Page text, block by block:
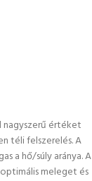
nagyszerű értéket
téli felszerelés. A
a hő/súly aránya. A
meleget és